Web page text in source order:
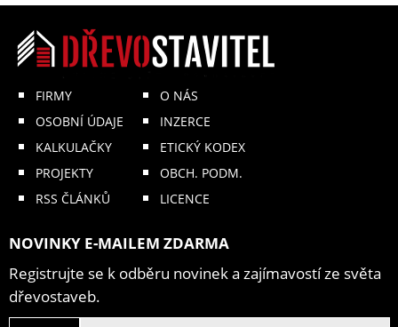
FIRMY
OSOBNÍ ÚDAJE
KALKULAČKY
PROJEKTY
RSS ČLÁNKŮ
O NÁS
INZERCE
ETICKÝ KODEX
OBCH. PODM.
LICENCE
NOVINKY E-MAILEM ZDARMA
Registrujte se k odběru novinek a zajímavostí ze světa
dřevostaveb.